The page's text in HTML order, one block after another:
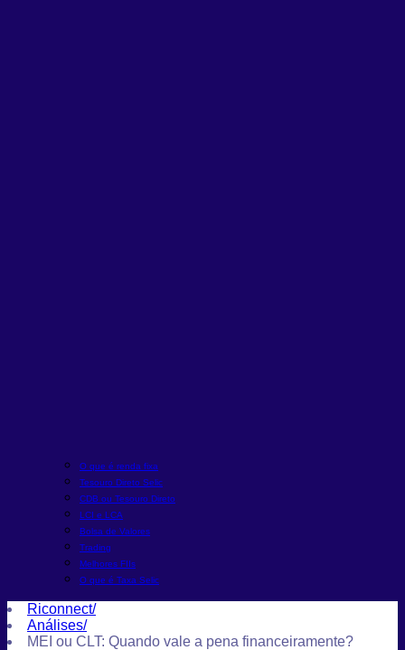
O que é renda fixa
Tesouro Direto Selic
CDB ou Tesouro Direto
LCI e LCA
Bolsa de Valores
Trading
Melhores FIIs
O que é Taxa Selic
Riconnect/
Análises/
MEI ou CLT: Quando vale a pena financeiramente?